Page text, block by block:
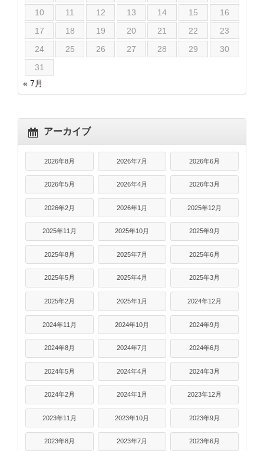
10
11 12 13 14 15
16
17
18 19 20 21 22
23
24
25 26 27 28 29
30
31
« 7月
アーカイブ
2026年8月 2026年7月 2026年6月
2026年5月 2026年4月 2026年3月
2026年2月 2026年1月 2025年12月
2025年11月 2025年10月 2025年9月
2025年8月 2025年7月 2025年6月
2025年5月 2025年4月 2025年3月
2025年2月 2025年1月 2024年12月
2024年11月 2024年10月 2024年9月
2024年8月 2024年7月 2024年6月
2024年5月 2024年4月 2024年3月
2024年2月 2024年1月 2023年12月
2023年11月 2023年10月 2023年9月
2023年8月 2023年7月 2023年6月